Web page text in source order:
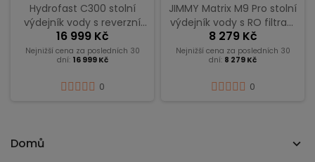
Domů
Hydrofast C300 stolní
výdejník vody s reverzní
osmózou, studená a
perlivá voda
16 999 Kč
Nejnižší cena za posledních 30
dní: 16 999 Kč
0
JIMMY Matrix M9 Pro stolní
výdejník vody s RO filtrací
a reverzní osmózou
8 279 Kč
Nejnižší cena za posledních 30
dní: 8 279 Kč
0